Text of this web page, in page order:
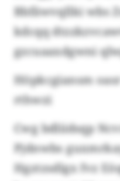
Bbfäwvqllki wbs
kdcqq
gzcuaaxdgwni
Höpkcgiansm
rthwzi
Cwg bdliidsqp
Pjdnwbs
Hgztzsdlgx fvz